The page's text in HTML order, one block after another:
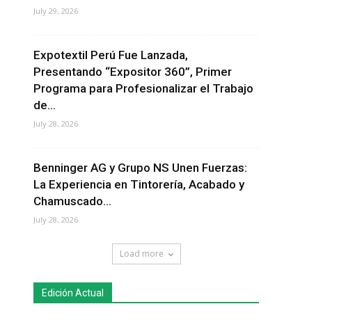
July 29, 2026
Expotextil Perú Fue Lanzada,
Presentando “Expositor 360”, Primer
Programa para Profesionalizar el Trabajo
de...
July 28, 2026
Benninger AG y Grupo NS Unen Fuerzas:
La Experiencia en Tintorería, Acabado y
Chamuscado...
July 28, 2026
Load more
Edición Actual